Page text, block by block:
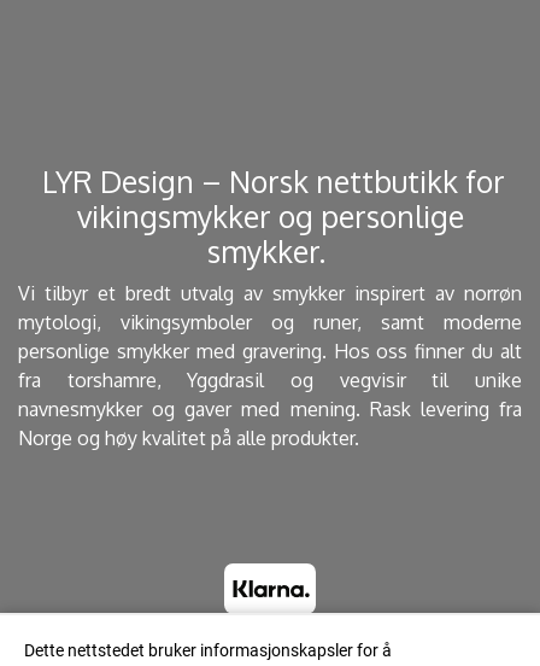
Dette nettstedet bruker informasjonskapsler for å
​ LYR Design – Norsk nettbutikk for
vikingsmykker og personlige
smykker. ​
Vi tilbyr et bredt utvalg av smykker inspirert av norrøn
mytologi, vikingsymboler og runer, samt moderne
personlige smykker med gravering. Hos oss finner du alt
fra torshamre, Yggdrasil og vegvisir til unike
navnesmykker og gaver med mening. Rask levering fra
Norge og høy kvalitet på alle produkter.